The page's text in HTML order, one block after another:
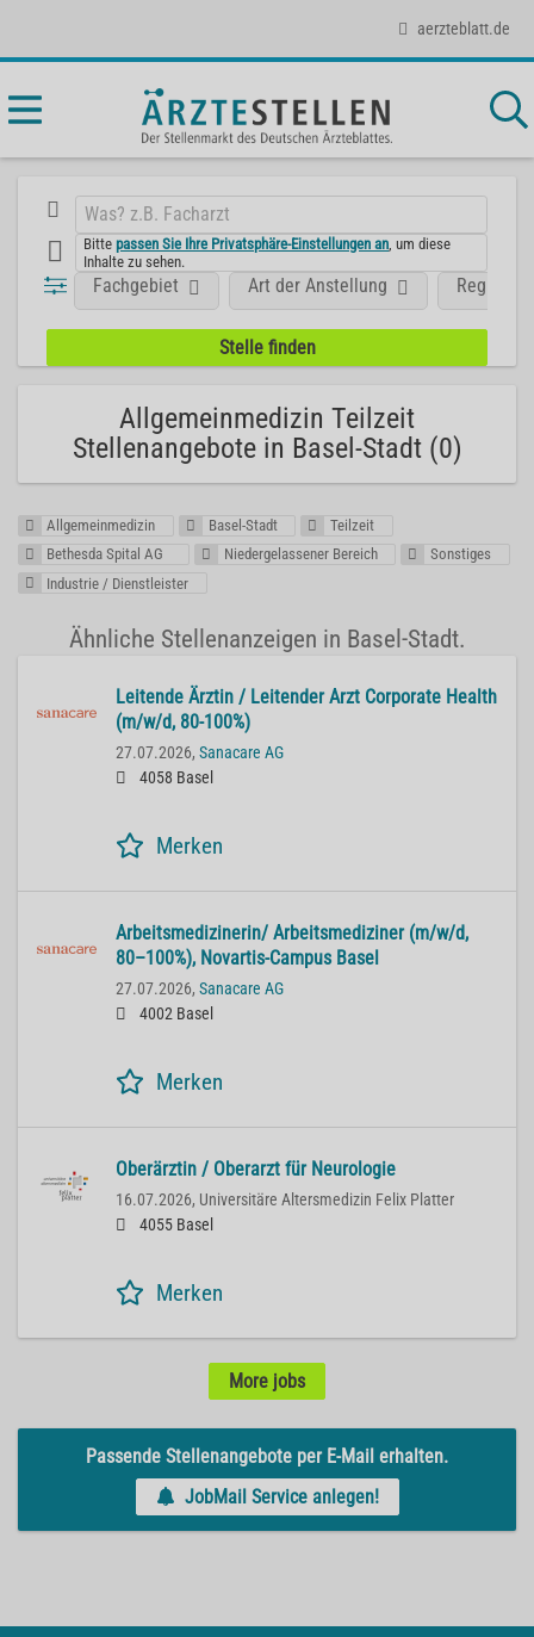
aerzteblatt.de
Bittepassen Sie Ihre Privatsphäre-Einstellungen an , um diese
Inhalte zu sehen.
Fachgebiet Art der Anstellung Region
Allgemeinmedizin Teilzeit
Stellenangebote in Basel-Stadt (0)
Allgemeinmedizin Basel-Stadt
Teilzeit
Bethesda Spital AG
Niedergelassener Bereich
Sonstiges
Industrie / Dienstleister
Ähnliche Stellenanzeigen in Basel-Stadt.
Lei­ten­de Ärz­tin / Lei­ten­der Arzt Cor­po­ra­te He­alth
(m/w/d, 80-100%)
27.07.2026, Sanacare AG
4058 Basel
Merken
Ar­beits­me­di­zi­ne­rin/ Ar­beits­me­di­zi­ner (m/w/d,
80–100%), No­var­tis-Cam­pus Basel
27.07.2026, Sanacare AG
4002 Basel
Merken
Oberärztin / Oberarzt für Neurologie
16.07.2026, Universitäre Altersmedizin Felix Platter
4055 Basel
Merken
More jobs
Passende Stellenangebote per E-Mail erhalten.
JobMail Service anlegen!